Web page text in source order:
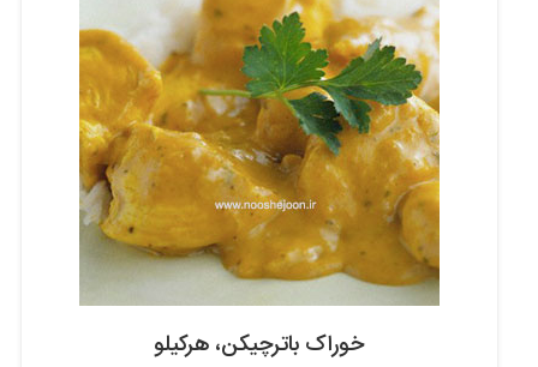
خوراک باترچیکن، هرکیلو